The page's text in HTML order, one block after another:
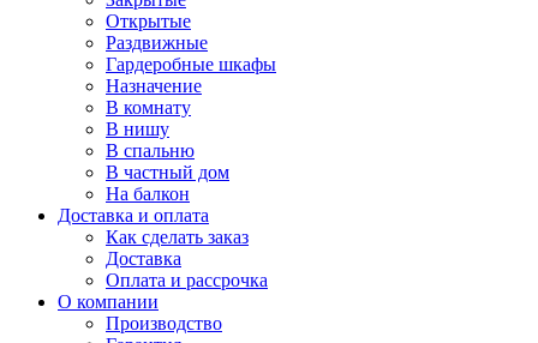
Открытые
Раздвижные
Гардеробные шкафы
Назначение
В комнату
В нишу
В спальню
В частный дом
На балкон
Доставка и оплата
Как сделать заказ
Доставка
Оплата и рассрочка
О компании
Производство